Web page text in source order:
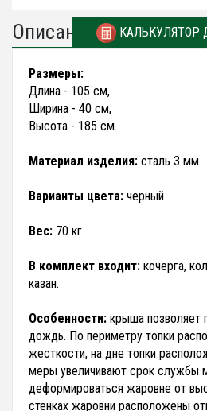
Описание КАЛЬКУЛЯТОР
Размеры:
Длина - 105 см,
Ширина - 40 см,
Высота - 185 см.
Материал изделия: сталь 3 мм
Варианты цвета: черный
Вес: 70 кг
В комплект входит: кочерга,
казан.
Особенности: крыша позволяет
дождь. По периметру топки
жесткости, на дне топки
меры увеличивают срок службы
деформироваться жаровне от
стенках жаровни расположены